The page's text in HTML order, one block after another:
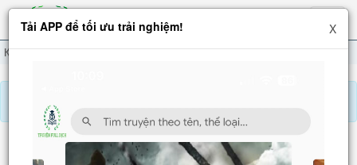
Hiện
menu
Kiếm Đạo Đệ Nhất Tiên Chương 95
KIẾM ĐẠO ĐỆ NHẤT TIÊN
Tải APP để tối ưu trải nghiệm! X